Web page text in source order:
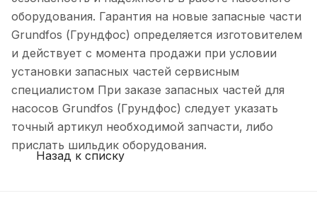
оборудования. Гарантия на новые запасные части
Grundfos (Грундфос) определяется изготовителем
и действует с момента продажи при условии
установки запасных частей сервисным
специалистом При заказе запасных частей для
насосов Grundfos (Грундфос) следует указать
точный артикул необходимой запчасти, либо
прислать шильдик оборудования.
Назад к списку